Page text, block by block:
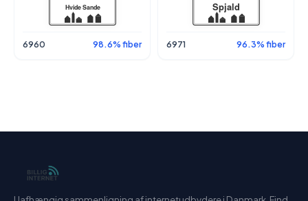
6960 98.6% fiber 6971 96.3% fiber